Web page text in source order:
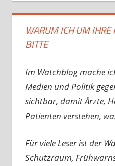
WARUM ICH UM IHRE
BITTE
Im Watchblog mache
Medien und Politik
sichtbar, damit Ärzte,
Patienten verstehen,
Für viele Leser ist der
Schutzraum,